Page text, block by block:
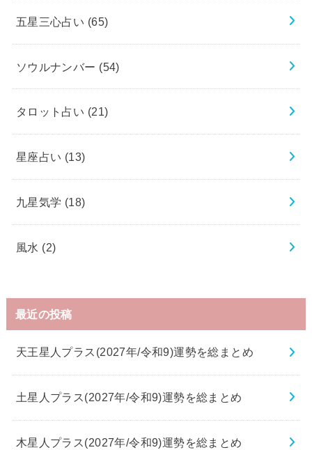
五星三心占い (65)
ソウルナンバー (54)
タロット占い (21)
星座占い (13)
九星気学 (18)
風水 (2)
最近の投稿
天王星人プラス(2027年/令和9)運勢を総まとめ
土星人プラス(2027年/令和9)運勢を総まとめ
木星人プラス(2027年/令和9)運勢を総まとめ